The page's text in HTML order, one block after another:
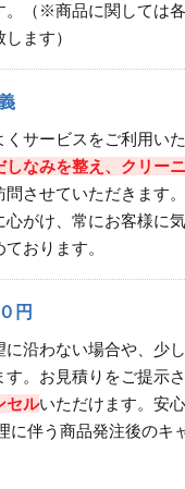
。（※商品に関しては
ます）
くサービスをご利用い
しなみを整え、クリー
問させていただきます
心がけ、常にお客様に
おります。
円
に沿わない場合や、少
す。お見積りをご提示
セルいただけます。安
伴う商品発注後のキ